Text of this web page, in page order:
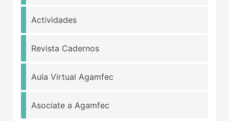
Actividades
Revista Cadernos
Aula Virtual Agamfec
Asociate a Agamfec